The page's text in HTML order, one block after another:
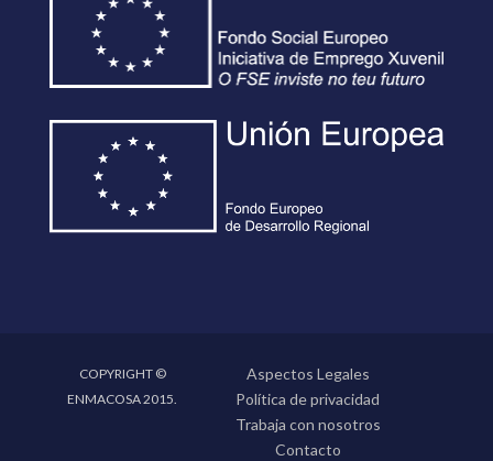
COPYRIGHT ©
ENMACOSA 2015.
Aspectos Legales
Política de privacidad
Trabaja con nosotros
Contacto